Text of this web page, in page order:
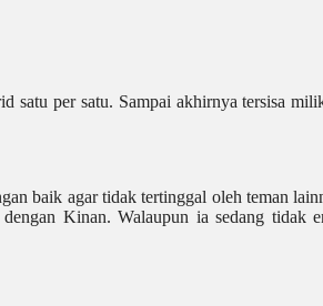
per satu. Sampai akhirnya tersisa
baik agar tidak tertinggal oleh teman
Kinan. Walaupun ia sedang tidak